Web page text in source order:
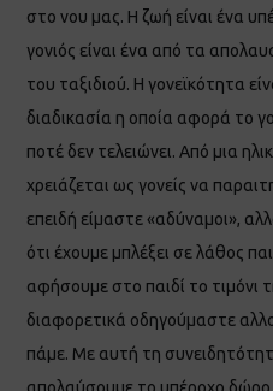
στο νου μας. Η ζωή είναι ένα
γονιός είναι ένα από τα
του ταξιδιού. Η γονεϊκότητα
διαδικασία η οποία αφορά το
ποτέ δεν τελειώνει. Από μια
χρειάζεται ως γονείς να
επειδή είμαστε «αδύναμοι»,
ότι έχουμε μπλέξει σε λάθος
αφήσουμε στο παιδί το τιμόνι
διαφορετικά οδηγούμαστε
πάμε. Με αυτή τη